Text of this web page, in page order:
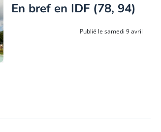
En bref en IDF (78, 94)
Publié le samedi 9 avril